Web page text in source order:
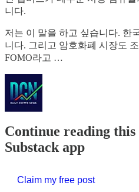
니다.
저는 이 말을 하고 싶습니다. 한
니다. 그리고 암호화폐 시장도
FOMO라고 …
Continue reading
Substack app
Claim my free post